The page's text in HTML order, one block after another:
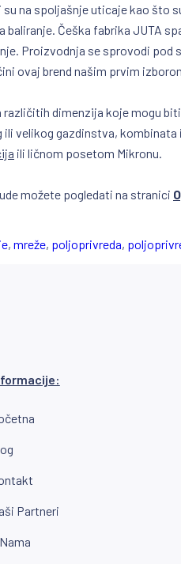
na spoljašnje uticaje kao što
Češka fabrika JUTA
Proizvodnja se sprovodi pod
ovaj brend našim prvim
dimenzija koje mogu
velikog gazdinstva,
ili ličnom posetom Mikronu.
možete pogledati na stranici
, mreže, poljoprivreda,
Partneri